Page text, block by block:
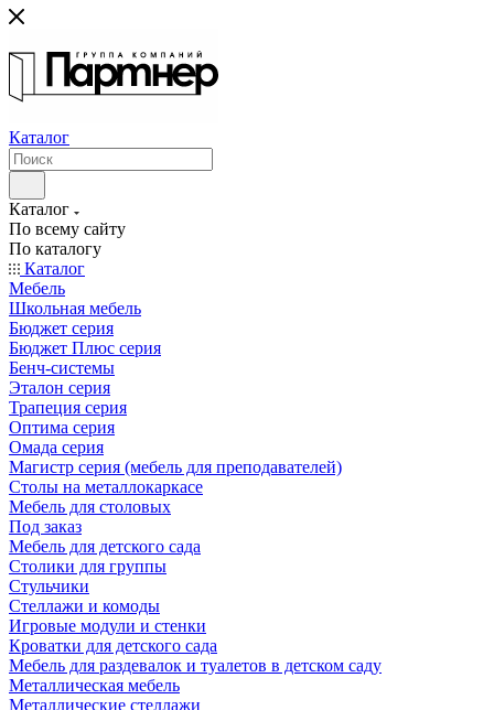
Каталог
Каталог
По всему сайту
По каталогу
Каталог
Мебель
Школьная мебель
Бюджет серия
Бюджет Плюс серия
Бенч-системы
Эталон серия
Трапеция серия
Оптима серия
Омада серия
Магистр серия (мебель для преподавателей)
Столы на металлокаркасе
Мебель для столовых
Под заказ
Мебель для детского сада
Столики для группы
Стульчики
Стеллажи и комоды
Игровые модули и стенки
Кроватки для детского сада
Мебель для раздевалок и туалетов в детском саду
Металлическая мебель
Металлические стеллажи